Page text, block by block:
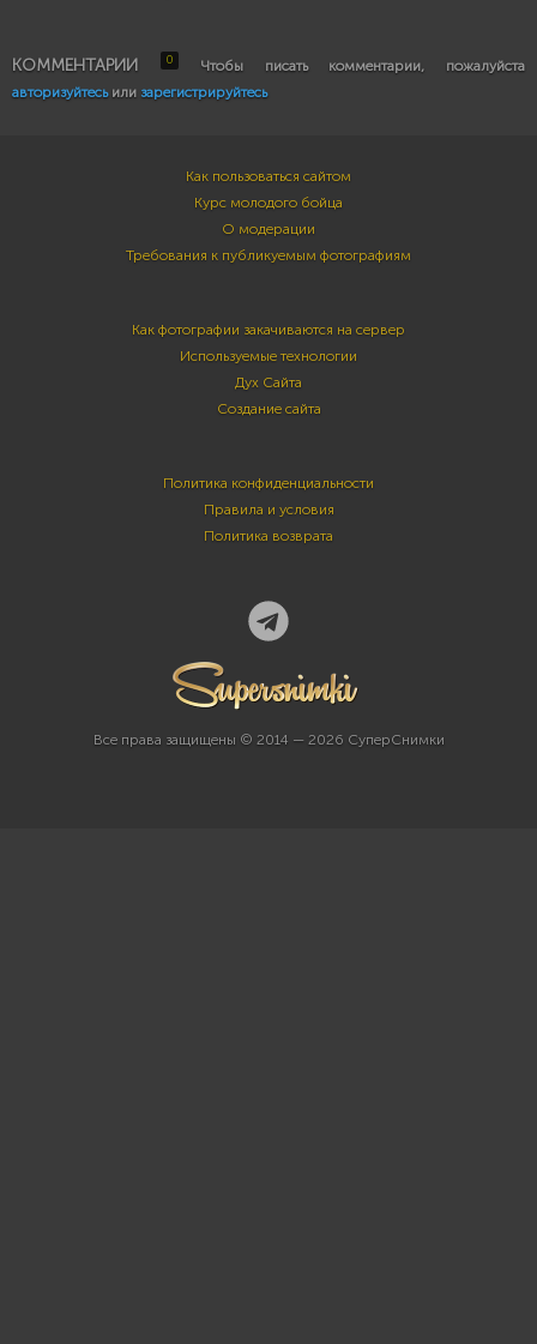
КОММЕНТАРИИ 0
Чтобы писать комментарии, пожалуйста
авторизуйтесьили зарегистрируйтесь
Как пользоваться сайтом
Курс молодого бойца
О модерации
Требования к публикуемым фотографиям
Как фотографии закачиваются на сервер
Используемые технологии
Дух Сайта
Создание сайта
Политика конфиденциальности
Правила и условия
Политика возврата
Все права защищены © 2014 — 2026 СуперСнимки